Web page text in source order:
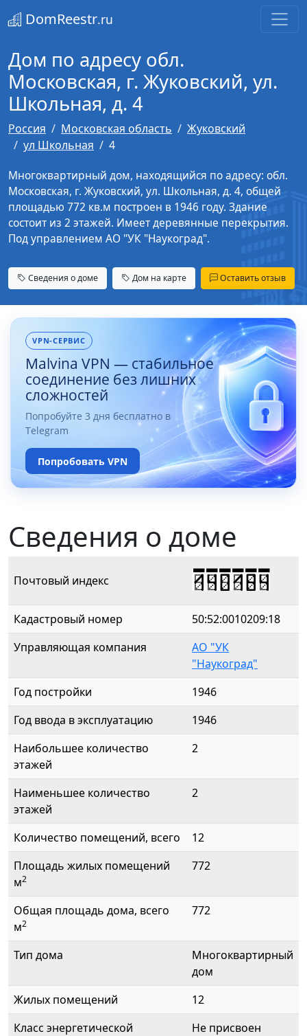
DomReestr.ru
Дом по адресу обл.
Московская, г. Жуковский, ул.
Школьная, д. 4
Россия Московская область
Жуковский
ул Школьная
4
Многоквартирный дом, находящийся по адресу: обл.
Московская, г. Жуковский, ул. Школьная, д. 4, общей
площадью 772 кв.м построен в 1946 году. Здание
состоит из 2 этажей. Имеет деревянные перекрытия.
Под управлением АО "УК "Наукоград".
Сведения о доме Дом на карте Оставить отзыв
VPN-СЕРВИС
Malvina VPN — стабильное
соединение без лишних
сложностей
Попробуйте 3 дня бесплатно в
Telegram
Попробовать VPN
Сведения о доме
Почтовый индекс 140184
Кадастровый номер
50:52:0010209:18
Управляющая компания
АО "УК
"Наукоград"
Год постройки
1946
Год ввода в эксплуатацию
1946
Наибольшее количество
этажей
2
Наименьшее количество
этажей
2
Количество помещений, всего
12
Площадь жилых помещений
м2
772
Общая площадь дома, всего
м2
772
Тип дома
Многоквартирный
дом
Жилых помещений
12
Класс энергетической
Не присвоен